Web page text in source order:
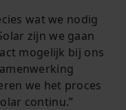
wat we nodig
zijn we gaan
mogelijk bij ons
we het proces
continu.”